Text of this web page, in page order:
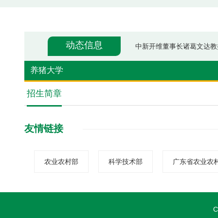
动态信息
中新开维董事长诸葛文达
“广东省畜禽地方品种保护
养猪大学
招生简章
友情链接
农业农村部 科学技术部 广东省农业农